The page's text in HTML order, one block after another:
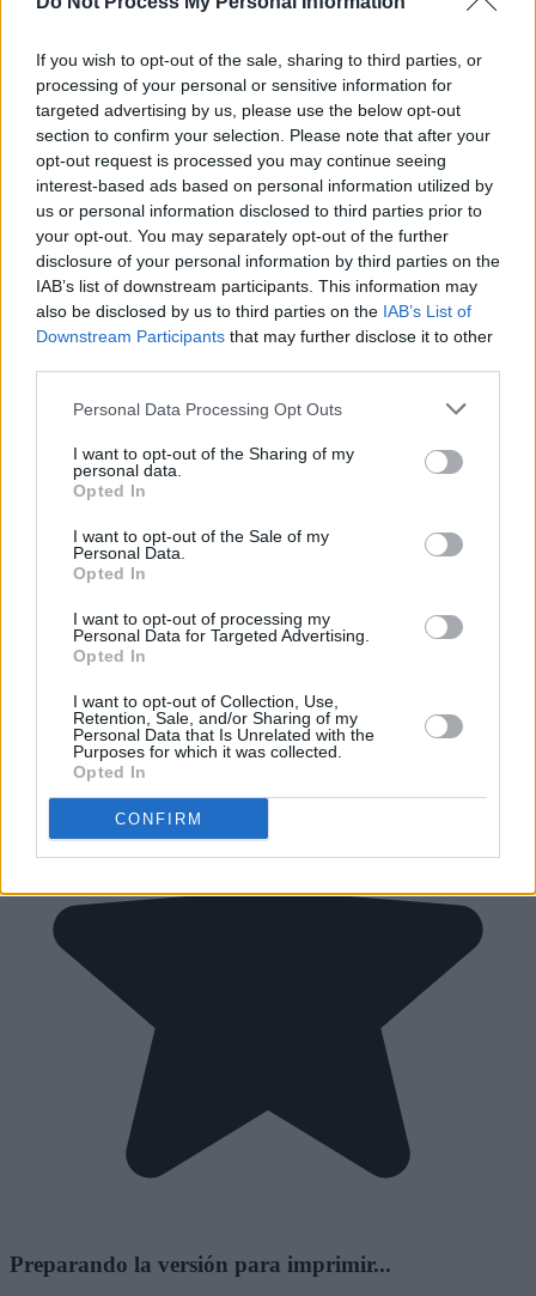
If you wish to opt-out of the sale, sharing to third parties, or
processing of your personal or sensitive information for
targeted advertising by us, please use the below opt-out
section to confirm your selection. Please note that after your
opt-out request is processed you may continue seeing
interest-based ads based on personal information utilized by
us or personal information disclosed to third parties prior to
your opt-out. You may separately opt-out of the further
disclosure of your personal information by third parties on the
IAB’s list of downstream participants. This information may
also be disclosed by us to third parties on the IAB’s List of
Downstream Participants that may further disclose it to other
Personal Data Processing Opt Outs
I want to opt-out of the Sharing of my
personal data.
Opted In
I want to opt-out of the Sale of my
Personal Data.
Opted In
I want to opt-out of processing my
Personal Data for Targeted Advertising.
Opted In
I want to opt-out of Collection, Use,
Retention, Sale, and/or Sharing of my
Personal Data that Is Unrelated with the
Purposes for which it was collected.
Opted In
CONFIRM
Preparando la versión para imprimir...